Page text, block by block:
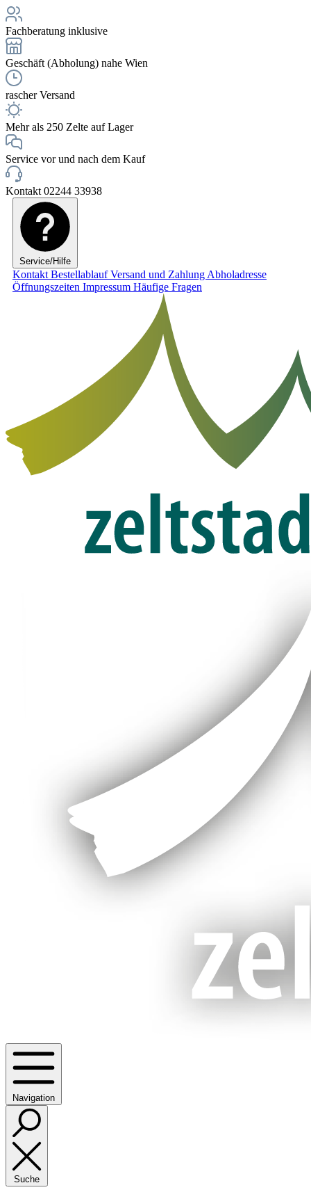
Fachberatung inklusive
Geschäft (Abholung) nahe Wien
rascher Versand
Mehr als 250 Zelte auf Lager
Service vor und nach dem Kauf
Kontakt 02244 33938
Service/Hilfe
Kontakt BestellablaufVersand und Zahlung Abholadresse
Öffnungszeiten Impressum Häufige Fragen
Navigation
Suche